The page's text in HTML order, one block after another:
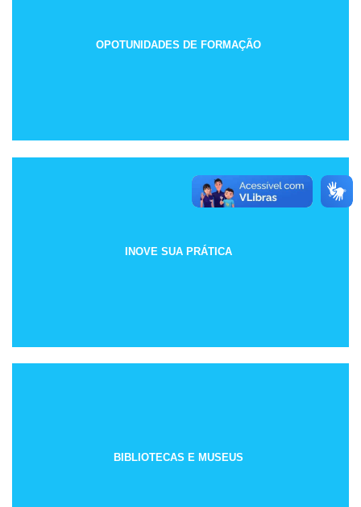
OPOTUNIDADES DE FORMAÇÃO
INOVE SUA PRÁTICA
BIBLIOTECAS E MUSEUS